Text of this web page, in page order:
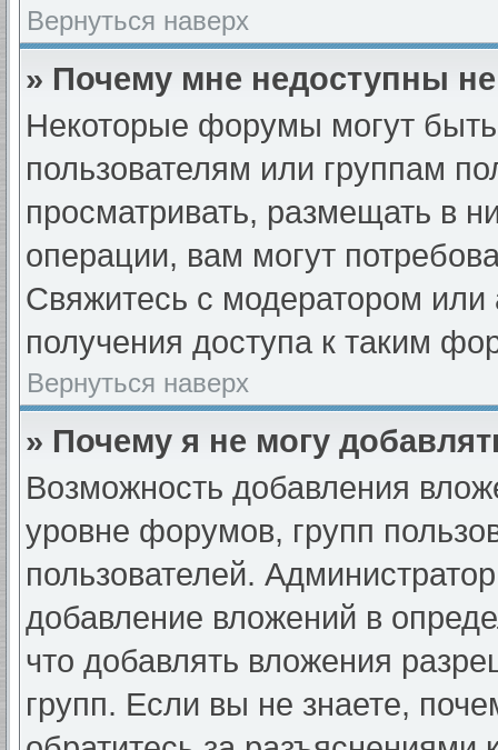
Вернуться наверх
» Почему мне недоступны
Некоторые форумы могут
пользователям или группам
просматривать, размещать в
операции, вам могут
Свяжитесь с модератором
получения доступа к таким
Вернуться наверх
» Почему я не могу
Возможность добавления
уровне форумов, групп
пользователей.
добавление вложений в
что добавлять вложения
групп. Если вы не знаете,